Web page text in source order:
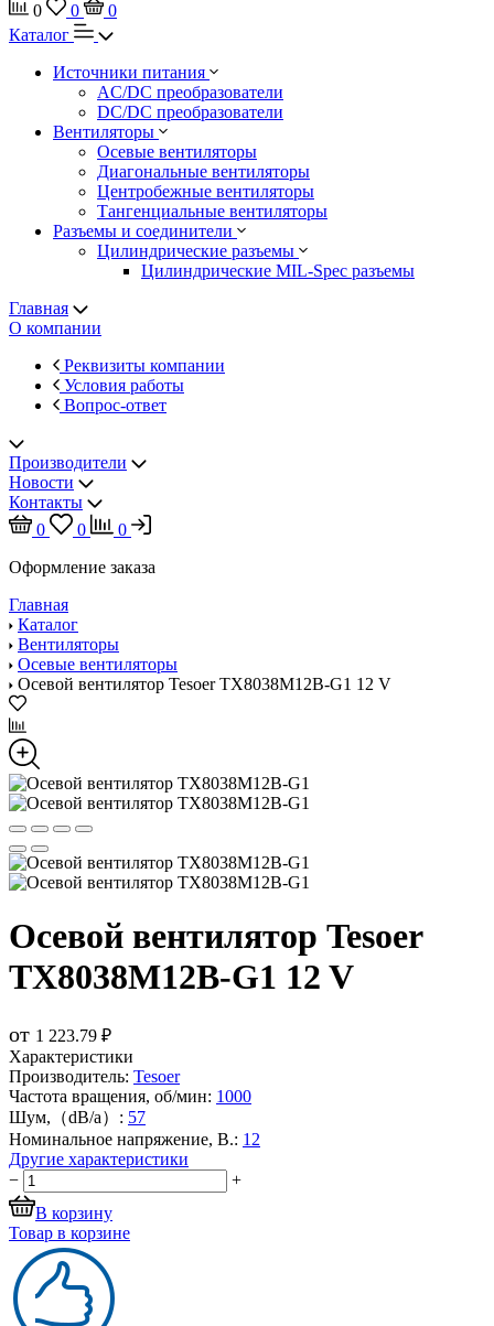
0 0
0
Каталог
Источники питания
AC/DC преобразователи
DC/DC преобразователи
Вентиляторы
Осевые вентиляторы
Диагональные вентиляторы
Центробежные вентиляторы
Тангенциальные вентиляторы
Разъемы и соединители
Цилиндрические разъемы
Цилиндрические MIL-Spec разъемы
Главная
О компании
Реквизиты компании
Условия работы
Вопрос-ответ
Производители
Новости
Контакты
0
0
0
Оформление заказа
Главная
Каталог
Вентиляторы
Осевые вентиляторы
Осевой вентилятор Tesoer TX8038M12B-G1 12 V
Осевой вентилятор Tesoer
TX8038M12B-G1 12 V
от 1 223.79 ₽
Характеристики
Производитель: Tesoer
Частота вращения, об/мин: 1000
Шум,（dB/a）: 57
Номинальное напряжение, В.: 12
Другие характеристики
−
+
В корзину
Товар в корзине